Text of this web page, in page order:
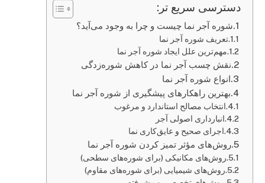
دسترسی سریع تر:
شوره آجر نما چیست و چرا به وجود می‌آید؟
تعریف شوره آجر نما
مهم‌ترین علل ایجاد شوره آجر نما
نقش چسب آجر نما در کاهش شوره‌زدگی
انواع شوره آجر نما
بهترین راهکارهای پیشگیری از شوره آجر نما
انتخاب مصالح استاندارد و مرغوب
انبارداری اصولی آجر
اجرای صحیح و عایق‌کاری نما
روش‌های مؤثر تمیز کردن شوره آجر نما
روش‌های مکانیکی (برای شوره‌های سطحی)
روش‌های شیمیایی (برای شوره‌های مقاوم)